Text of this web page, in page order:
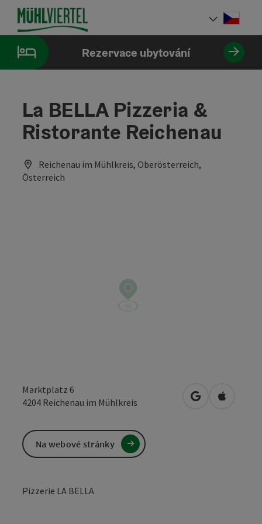
ObsahAccesskey
[0]
NavigaceAccesskey
[1]
Začátek stránky
Volba
Rezervace ubytování
La BELLA Pizzeria &
Ristorante Reichenau
Reichenau im Mühlkreis, Oberösterreich,
Österreich
Marktplatz 6
4204 Reichenau im Mühlkreis Otevřít vOtevřít v
Pizzerie LA BELLA
Na webové stránky